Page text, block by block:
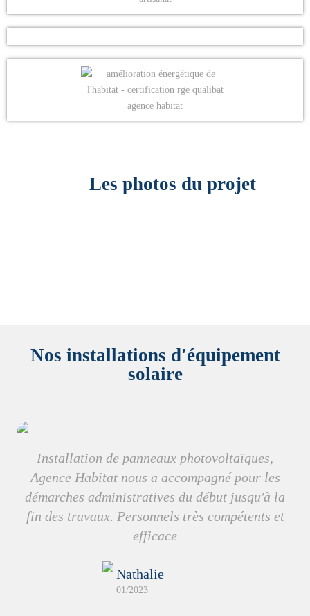
Les photos du projet
Nos installations d'équipement
solaire
Installation de panneaux photovoltaïques,
Agence Habitat nous a accompagné pour les
démarches administratives du début jusqu'à la
fin des travaux. Personnels très compétents et
efficace
Nathalie
01/2023